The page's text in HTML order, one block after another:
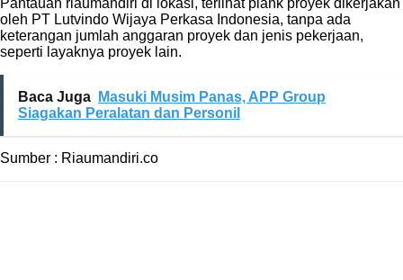
oleh PT Lutvindo Wijaya Perkasa Indonesia, tanpa ada
keterangan jumlah anggaran proyek dan jenis pekerjaan,
seperti layaknya proyek lain.
Baca Juga
Masuki Musim Panas, APP Group
Siagakan Peralatan dan Personil
Sumber : Riaumandiri.co